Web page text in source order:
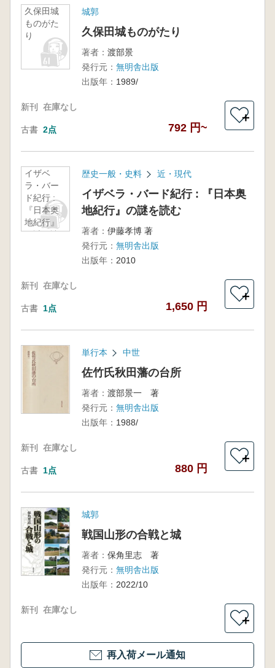
久保田城
ものがた
り
城郭
久保田城ものがたり
著者： 渡部景
発行元： 無明舎出版
出版年： 1989/
新刊 在庫なし
古書 2点 792 円~
＋
イザベ
ラ・バー
ド紀行 :
『日本奥
地紀行』
の謎を読
歴史一般・史料 近・現代
イザベラ・バード紀行 : 『日本奥
地紀行』の謎を読む
著者： 伊藤孝博 著
発行元： 無明舎出版
出版年： 2010
新刊 在庫なし
古書 1点 1,650 円
＋
単行本 中世
佐竹氏秋田藩の台所
著者： 渡部景一 著
発行元： 無明舎出版
出版年： 1988/
新刊 在庫なし
古書 1点 880 円
＋
城郭
戦国山形の合戦と城
著者： 保角里志 著
発行元： 無明舎出版
出版年： 2022/10
新刊 在庫なし
＋
再入荷メール通知